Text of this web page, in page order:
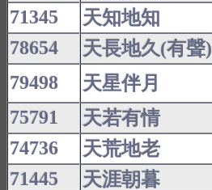
71345 天知地知
78654 天長地久(有聲)
79498 天星伴月
75791 天若有情
74736 天荒地老
71445 天涯朝暮